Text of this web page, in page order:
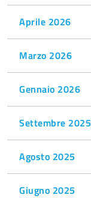
Aprile 2026
Marzo 2026
Gennaio 2026
Settembre 2025
Agosto 2025
Giugno 2025